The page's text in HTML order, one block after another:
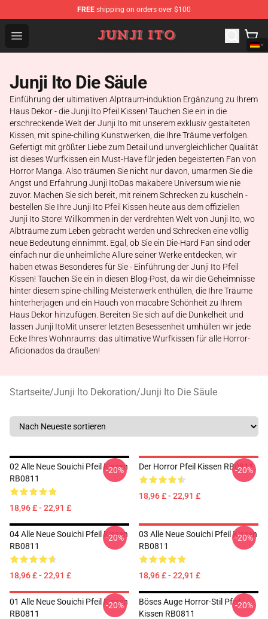
FREE shipping on orders over $100
Open menu
Junji Ito Store - Official Junji Ito Merchandise Shop
Junji Ito Die Säule
Einführung der ultimativen Alptraum-induktion Ergänzung zu Ihrem
Haus Dekor - die Junji Ito Pfeil Kissen! Tauchen Sie ein in die
erschreckende Welt der Junji Ito mit unserem exklusiv gestalteten
Kissen, mit spine-chilling Kunstwerken, die Ihre Träume verfolgen.
Gefertigt mit größter Liebe zum Detail und unvergleichlicher Qualität
ist dieses Wurfkissen ein Must-Have für jeden begeisterten Fan von
Horror Manga. Also träumen Sie nicht nur davon, umarmen Sie die
Angst und Erfahrung Junji ItoDas makabere Universum wie nie
zuvor. Machen Sie sich bereit, mit reinem Schrecken zu kuscheln -
bestellen Sie Ihre Junji Ito Pfeil Kissen heute aus dem offiziellen
Junji Ito Store! Willkommen in der verdrehten Welt von Junji Ito, wo
Albträume zum Leben gebracht werden und Schrecken eine völlig
neue Bedeutung einnimmt. Egal, ob Sie ein Die-Hard Fan sind oder
einfach nur die unheimliche Allure seiner Werke entdecken, wir
haben etwas Besonderes für Sie - Einführung der Junji Ito Pfeil
Kissen! Tauchen Sie ein in diesen Blog-Post, da wir die Geheimnisse
hinter diesem spine-chilling Meisterwerk enthüllen, die Ihre Träume
hinterherjagen und ein Hauch von macabre Schönheit zu Ihrem
Haus Dekor hinzufügen. Bereiten Sie sich auf die Dunkelheit und
lassen Junji ItoMit unserer letzten Besessenheit umhüllen wir jede
Ecke Ihres Wohnraums: das ultimative Wurfkissen für alle Horror-
Aficionados da draußen!
Startseite/Junji Ito Dekoration/Junji Ito Die Säule
02 Alle Neue Souichi Pfeil Kissen
RB0811
18,96 £ - 22,91 £
-20% Der Horror Pfeil Kissen RB0811
18,96 £ - 22,91 £
-20%
04 Alle Neue Souichi Pfeil Kissen
RB0811
18,96 £ - 22,91 £
-20%
03 Alle Neue Souichi Pfeil Kissen
RB0811
18,96 £ - 22,91 £
-20%
01 Alle Neue Souichi Pfeil Kissen
RB0811
-20%
Böses Auge Horror-Stil Pfeil
Kissen RB0811
-20%